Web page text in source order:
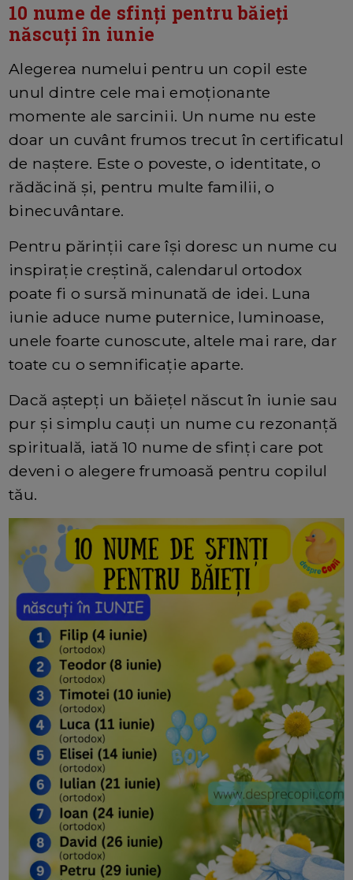
10 nume de sfinți pentru băieți
născuți în iunie
Alegerea numelui pentru un copil este
unul dintre cele mai emoționante
momente ale sarcinii. Un nume nu este
doar un cuvânt frumos trecut în certificatul
de naștere. Este o poveste, o identitate, o
rădăcină și, pentru multe familii, o
binecuvântare.
Pentru părinții care își doresc un nume cu
inspirație creștină, calendarul ortodox
poate fi o sursă minunată de idei. Luna
iunie aduce nume puternice, luminoase,
unele foarte cunoscute, altele mai rare, dar
toate cu o semnificație aparte.
Dacă aștepți un băiețel născut în iunie sau
pur și simplu cauți un nume cu rezonanță
spirituală, iată 10 nume de sfinți care pot
deveni o alegere frumoasă pentru copilul
tău.